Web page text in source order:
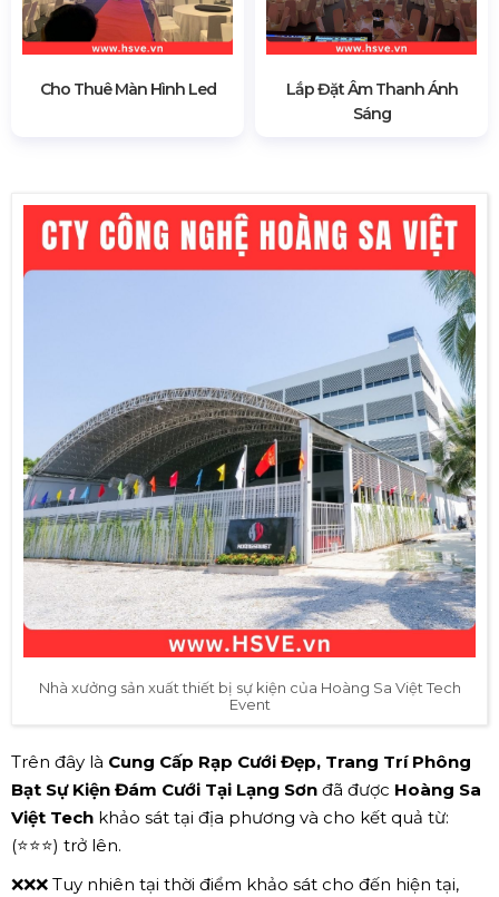
Cho Thuê Màn Hình Led
Lắp Đặt Âm Thanh Ánh
Sáng
Nhà xưởng sản xuất thiết bị sự kiện của Hoàng Sa Việt Tech
Event
Trên đây là Cung Cấp Rạp Cưới Đẹp, Trang Trí Phông
Bạt Sự Kiện Đám Cưới Tại Lạng Sơn đã được Hoàng Sa
Việt Tech khảo sát tại địa phương và cho kết quả từ:
(⭐⭐⭐) trở lên.
❌❌❌ Tuy nhiên tại thời điểm khảo sát cho đến hiện tại,